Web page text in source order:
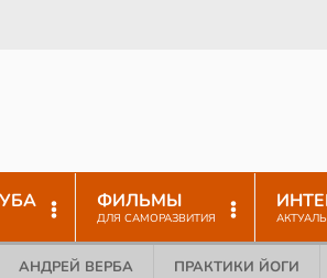
ФИЛЬМЫ
ДЛЯ САМОРАЗВИТИЯ
АНДРЕЙ ВЕРБА ПРАКТИКИ ЙОГИ